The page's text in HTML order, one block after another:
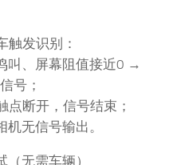
触发识别：
叫、屏幕阻值接近0 →
号；
断开，信号结束；
无信号输出。
无需车辆）